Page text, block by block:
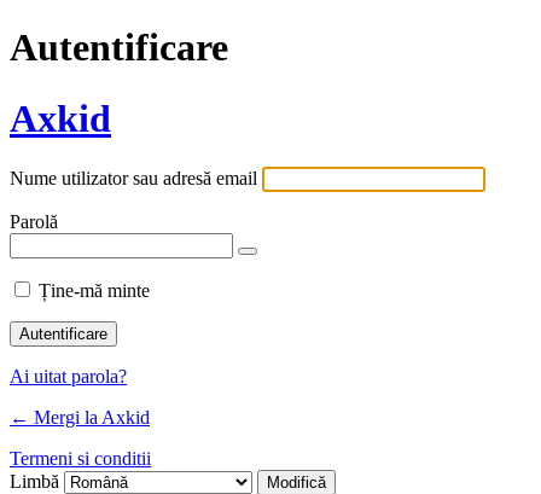
Autentificare
Axkid
Nume utilizator sau adresă email
Parolă
Ține-mă minte
Ai uitat parola?
← Mergi la Axkid
Termeni si conditii
Limbă